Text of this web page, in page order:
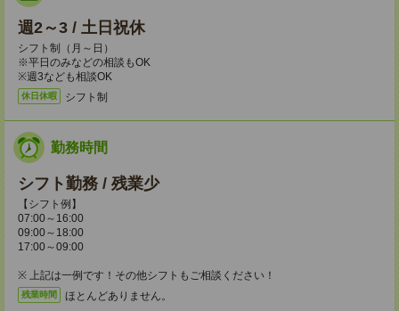
週2～3 / 土日祝休
シフト制（月～日）
※平日のみなどの相談もOK
※週3なども相談OK
休日休暇 シフト制
勤務時間
シフト勤務 / 残業少
【シフト例】
07:00～16:00
09:00～18:00
17:00～09:00
※ 上記は一例です！その他シフトもご相談ください！
残業時間 ほとんどありません。